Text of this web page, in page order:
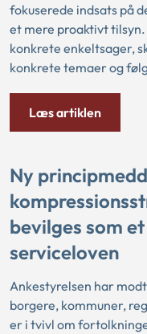
fokuserede indsats på
et mere proaktivt
konkrete enkeltsager,
konkrete temaer og
Læs artiklen
Ny
bevilges som
serviceloven
Ankestyrelsen har
borgere, kommuner,
er i tvivl om